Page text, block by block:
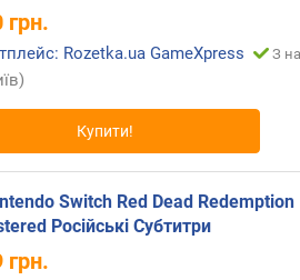
грн.
Rozetka.ua GameXpress З
Купити!
Switch Red Dead Redemption
Російські Субтитри
грн.